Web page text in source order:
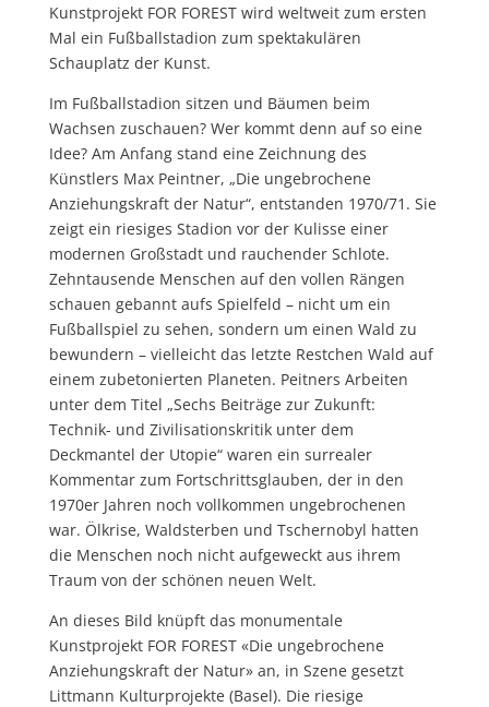
Kunstprojekt FOR FOREST wird weltweit zum ersten
Mal ein Fußballstadion zum spektakulären
Schauplatz der Kunst.
Im Fußballstadion sitzen und Bäumen beim
Wachsen zuschauen? Wer kommt denn auf so eine
Idee? Am Anfang stand eine Zeichnung des
Künstlers Max Peintner, „Die ungebrochene
Anziehungskraft der Natur“, entstanden 1970/71. Sie
zeigt ein riesiges Stadion vor der Kulisse einer
modernen Großstadt und rauchender Schlote.
Zehntausende Menschen auf den vollen Rängen
schauen gebannt aufs Spielfeld – nicht um ein
Fußballspiel zu sehen, sondern um einen Wald zu
bewundern – vielleicht das letzte Restchen Wald auf
einem zubetonierten Planeten. Peitners Arbeiten
unter dem Titel „Sechs Beiträge zur Zukunft:
Technik- und Zivilisationskritik unter dem
Deckmantel der Utopie“ waren ein surrealer
Kommentar zum Fortschrittsglauben, der in den
1970er Jahren noch vollkommen ungebrochenen
war. Ölkrise, Waldsterben und Tschernobyl hatten
die Menschen noch nicht aufgeweckt aus ihrem
Traum von der schönen neuen Welt.
An dieses Bild knüpft das monumentale
Kunstprojekt FOR FOREST «Die ungebrochene
Anziehungskraft der Natur» an, in Szene gesetzt
Littmann Kulturprojekte (Basel). Die riesige